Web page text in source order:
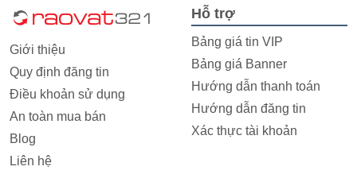
Giới thiệu
Quy định đăng tin
Điều khoản sử dụng
An toàn mua bán
Blog
Liên hệ
Hỗ trợ
Bảng giá tin VIP
Bảng giá Banner
Hướng dẫn thanh toán
Hướng dẫn đăng tin
Xác thực tài khoản